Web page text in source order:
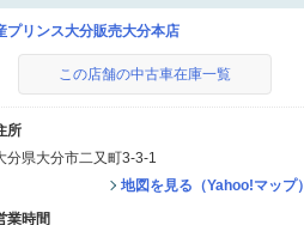
プリンス大分販売大分本店
この店舗の中古車在庫一覧
所
分県大分市二又町3-3-1
地図を見る（Yahoo!マップ）
業時間